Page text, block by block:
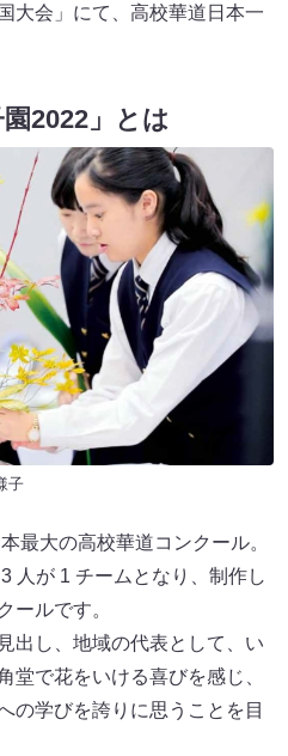
大会」にて、高校華道日本一
2022」とは
子
最大の高校華道コンクール。
人が 1 チームとなり、制作し
ールです。
出し、地域の代表として、い
堂で花をいける喜びを感じ、
の学びを誇りに思うことを目